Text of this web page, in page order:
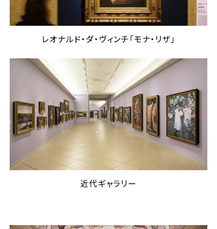
レオナルド・ダ・ヴィンチ「モナ・リザ」
近代ギャラリー